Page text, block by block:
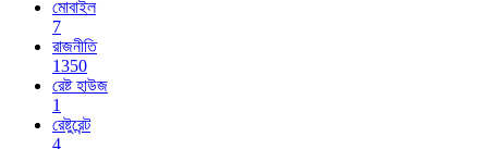
মোবাইল
7
রাজনীতি
1350
রেষ্ট হাউজ
1
রেষ্টুরেন্ট
4